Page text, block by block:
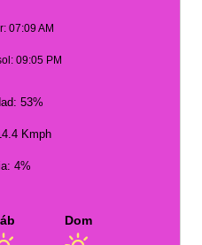
07:09 AM
09:05 PM
53%
Kmph
4%
Dom